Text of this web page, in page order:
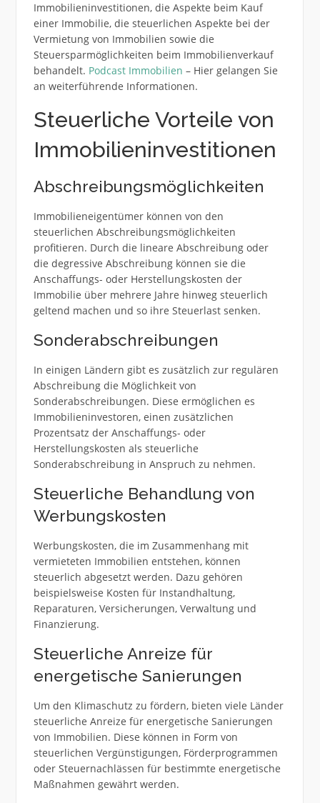
Immobilieninvestitionen, die Aspekte beim Kauf
einer Immobilie, die steuerlichen Aspekte bei der
Vermietung von Immobilien sowie die
Steuersparmöglichkeiten beim Immobilienverkauf
behandelt. Podcast Immobilien – Hier gelangen Sie
an weiterführende Informationen.
Steuerliche Vorteile von
Immobilieninvestitionen
Abschreibungsmöglichkeiten
Immobilieneigentümer können von den
steuerlichen Abschreibungsmöglichkeiten
profitieren. Durch die lineare Abschreibung oder
die degressive Abschreibung können sie die
Anschaffungs- oder Herstellungskosten der
Immobilie über mehrere Jahre hinweg steuerlich
geltend machen und so ihre Steuerlast senken.
Sonderabschreibungen
In einigen Ländern gibt es zusätzlich zur regulären
Abschreibung die Möglichkeit von
Sonderabschreibungen. Diese ermöglichen es
Immobilieninvestoren, einen zusätzlichen
Prozentsatz der Anschaffungs- oder
Herstellungskosten als steuerliche
Sonderabschreibung in Anspruch zu nehmen.
Steuerliche Behandlung von
Werbungskosten
Werbungskosten, die im Zusammenhang mit
vermieteten Immobilien entstehen, können
steuerlich abgesetzt werden. Dazu gehören
beispielsweise Kosten für Instandhaltung,
Reparaturen, Versicherungen, Verwaltung und
Finanzierung.
Steuerliche Anreize für
energetische Sanierungen
Um den Klimaschutz zu fördern, bieten viele Länder
steuerliche Anreize für energetische Sanierungen
von Immobilien. Diese können in Form von
steuerlichen Vergünstigungen, Förderprogrammen
oder Steuernachlässen für bestimmte energetische
Maßnahmen gewährt werden.